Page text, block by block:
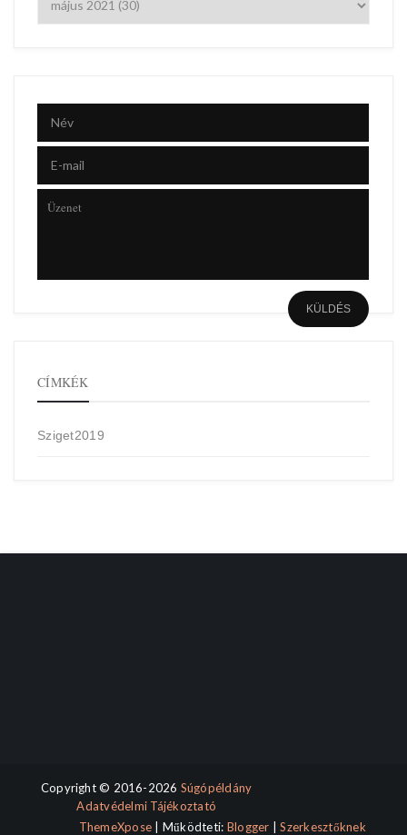
CÍMKÉK
Sziget2019
Copyright © 2016-2026 Súgópéldány
Adatvédelmi Tájékoztató
ThemeXpose | Működteti: Blogger |Szerkesztőknek